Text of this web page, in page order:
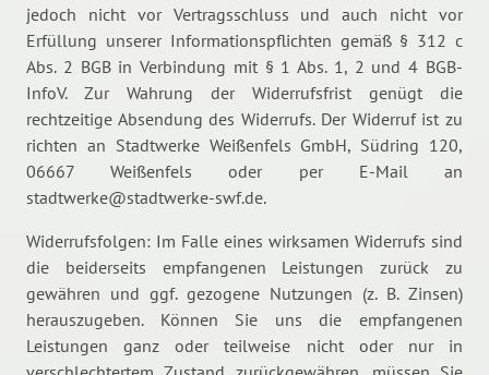
jedoch nicht vor Vertragsschluss und auch nicht vor
Erfüllung unserer Informationspflichten gemäß § 312 c
Abs. 2 BGB in Verbindung mit § 1 Abs. 1, 2 und 4 BGB-
InfoV. Zur Wahrung der Widerrufsfrist genügt die
rechtzeitige Absendung des Widerrufs. Der Widerruf ist zu
richten an Stadtwerke Weißenfels GmbH, Südring 120,
06667 Weißenfels oder per E-Mail an
stadtwerke@stadtwerke-swf.de.
Widerrufsfolgen: Im Falle eines wirksamen Widerrufs sind
die beiderseits empfangenen Leistungen zurück zu
gewähren und ggf. gezogene Nutzungen (z. B. Zinsen)
herauszugeben. Können Sie uns die empfangenen
Leistungen ganz oder teilweise nicht oder nur in